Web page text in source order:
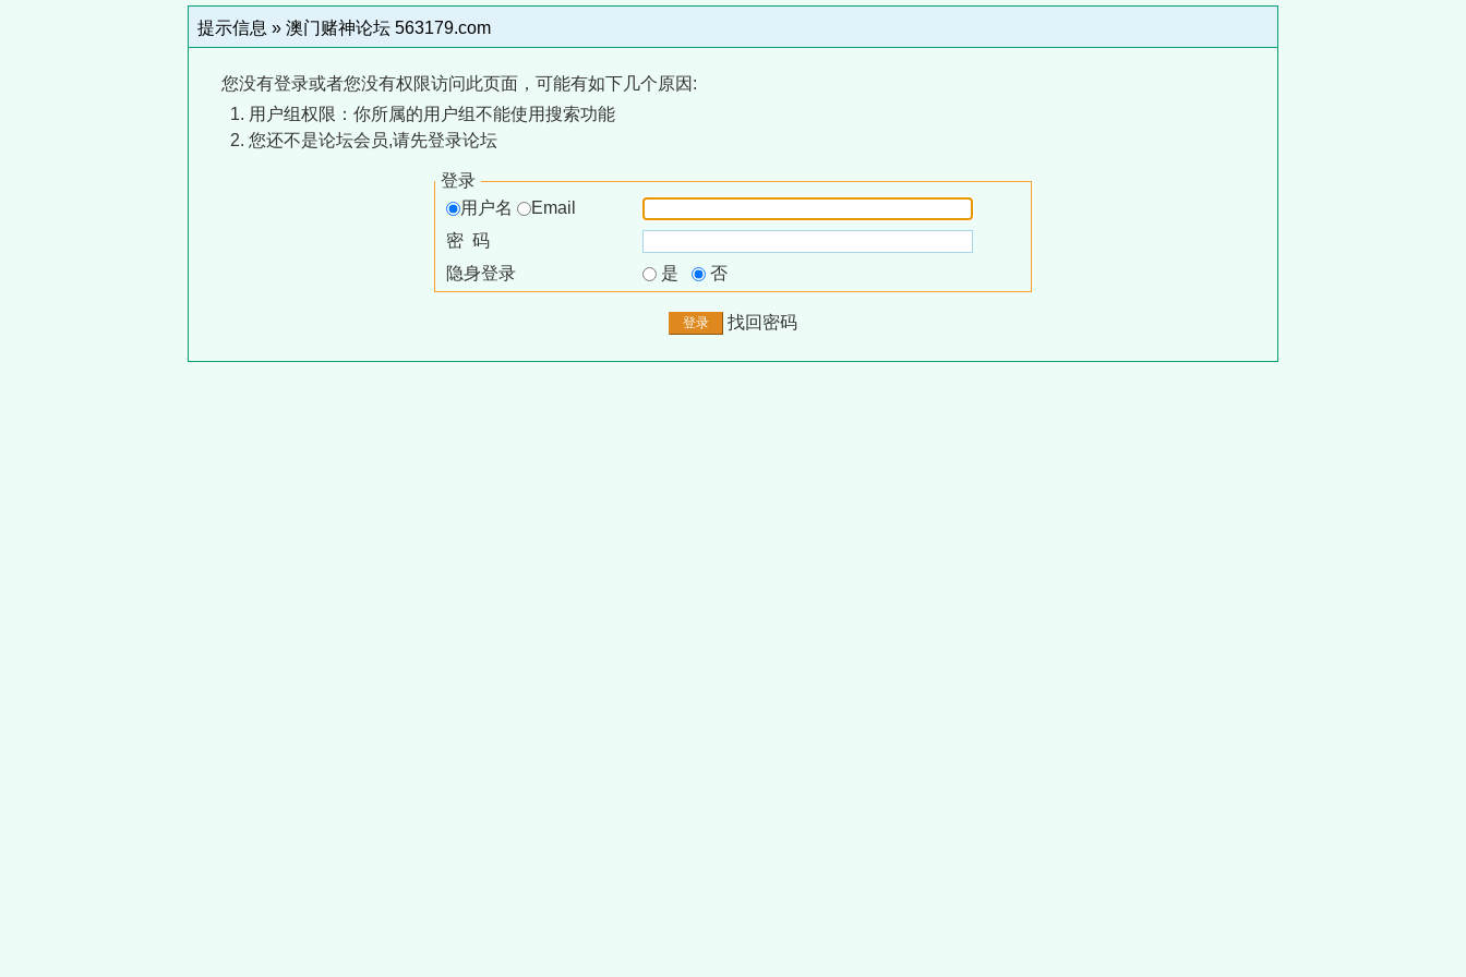
提示信息 » 澳门赌神论坛 563179.com
您没有登录或者您没有权限访问此页面，可能有如下几个原因:
用户组权限：你所属的用户组不能使用搜索功能
您还不是论坛会员,请先登录论坛
登录
用户名
Email
密 码
隐身登录
是 否
找回密码